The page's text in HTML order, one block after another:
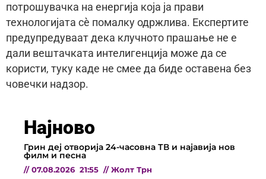
потрошувачка на енергија која ја прави
технологијата сè помалку одржлива. Експертите
предупредуваат дека клучното прашање не е
дали вештачката интелигенција може да се
користи, туку каде не смее да биде оставена без
човечки надзор.
Најново
Грин деј отворија 24-часовна ТВ и најавија нов
филм и песна
// 07.08.2026 21:55 // Жолт Трн